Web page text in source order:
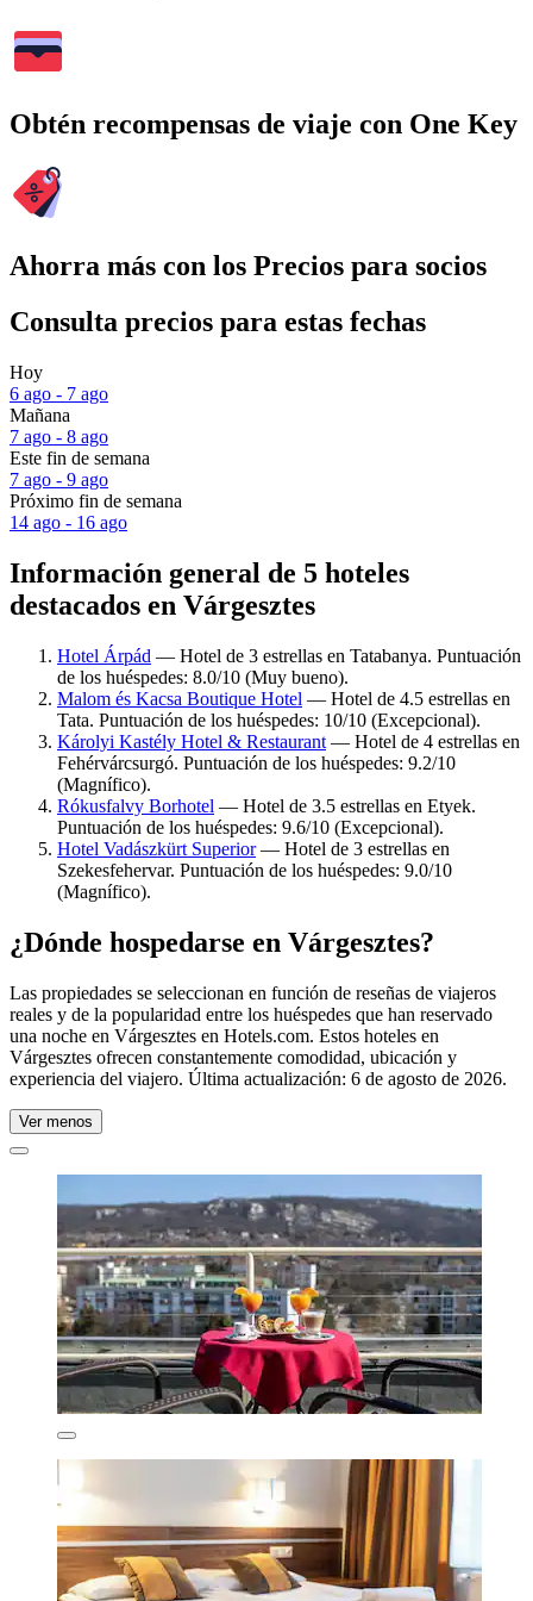
Obtén recompensas de viaje con One Key
Ahorra más con los Precios para socios
Consulta precios para estas fechas
Hoy
6 ago - 7 ago
Mañana
7 ago - 8 ago
Este fin de semana
7 ago - 9 ago
Próximo fin de semana
14 ago - 16 ago
Información general de 5 hoteles
destacados en Várgesztes
Hotel Árpád — Hotel de 3 estrellas en Tatabanya. Puntuación
de los huéspedes: 8.0/10 (Muy bueno).
Malom és Kacsa Boutique Hotel — Hotel de 4.5 estrellas en
Tata. Puntuación de los huéspedes: 10/10 (Excepcional).
Károlyi Kastély Hotel & Restaurant — Hotel de 4 estrellas en
Fehérvárcsurgó. Puntuación de los huéspedes: 9.2/10
(Magnífico).
Rókusfalvy Borhotel — Hotel de 3.5 estrellas en Etyek.
Puntuación de los huéspedes: 9.6/10 (Excepcional).
Hotel Vadászkürt Superior— Hotel de 3 estrellas en
Szekesfehervar. Puntuación de los huéspedes: 9.0/10
(Magnífico).
¿Dónde hospedarse en Várgesztes?
Las propiedades se seleccionan en función de reseñas de viajeros
reales y de la popularidad entre los huéspedes que han reservado
una noche en Várgesztes en Hotels.com. Estos hoteles en
Várgesztes ofrecen constantemente comodidad, ubicación y
experiencia del viajero. Última actualización: 6 de agosto de 2026.
Ver menos